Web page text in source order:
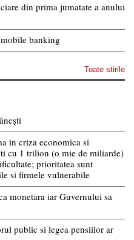
din prima jumatate a anului
banking
Toate stirile
in criza economica si
cu 1 trilion (o mie de miliarde)
prioritatea sunt
si firmele vulnerabile
monetara iar Guvernului sa
public si legea pensiilor ar